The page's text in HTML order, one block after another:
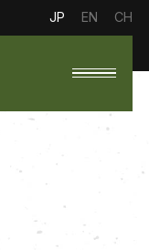
JP EN CH